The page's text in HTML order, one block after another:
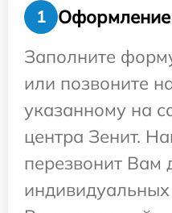
1
Оформление
Заполните
или позвоните
указанному на
центра Зенит.
перезвонит Вам